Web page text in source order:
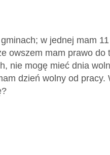
w jednej mam
owszem mam prawo
nie mogę mieć dnia
dzień wolny od